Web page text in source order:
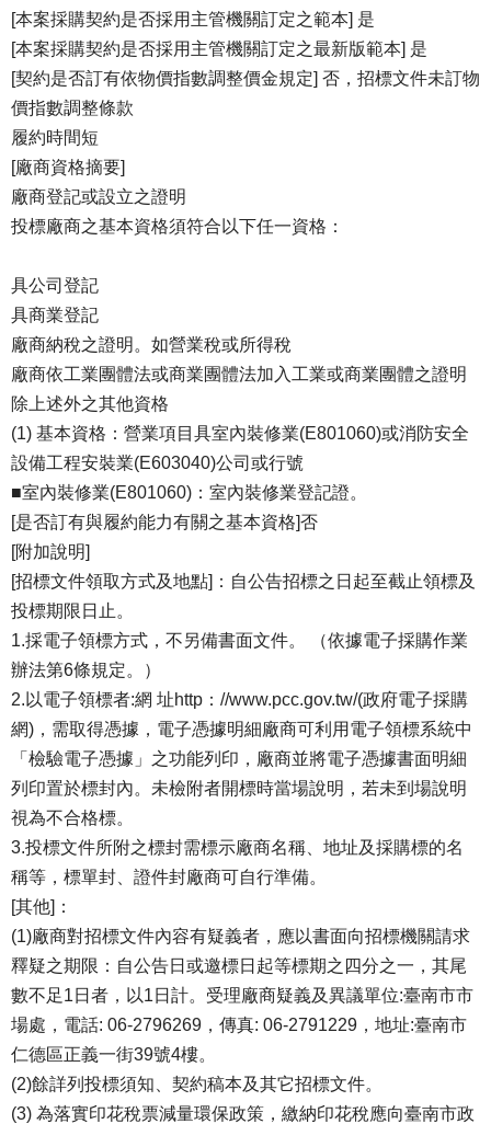
[本案採購契約是否採用主管機關訂定之範本] 是
[本案採購契約是否採用主管機關訂定之最新版範本] 是
[契約是否訂有依物價指數調整價金規定] 否，招標文件未訂物
價指數調整條款
履約時間短
[廠商資格摘要]
廠商登記或設立之證明
投標廠商之基本資格須符合以下任一資格：
具公司登記
具商業登記
廠商納稅之證明。如營業稅或所得稅
廠商依工業團體法或商業團體法加入工業或商業團體之證明
除上述外之其他資格
(1) 基本資格：營業項目具室內裝修業(E801060)或消防安全
設備工程安裝業(E603040)公司或行號
■室內裝修業(E801060)：室內裝修業登記證。
[是否訂有與履約能力有關之基本資格]否
[附加說明]
[招標文件領取方式及地點]：自公告招標之日起至截止領標及
投標期限日止。
1.採電子領標方式，不另備書面文件。 （依據電子採購作業
辦法第6條規定。）
2.以電子領標者:網 址http：//www.pcc.gov.tw/(政府電子採購
網)，需取得憑據，電子憑據明細廠商可利用電子領標系統中
「檢驗電子憑據」之功能列印，廠商並將電子憑據書面明細
列印置於標封內。未檢附者開標時當場說明，若未到場說明
視為不合格標。
3.投標文件所附之標封需標示廠商名稱、地址及採購標的名
稱等，標單封、證件封廠商可自行準備。
[其他]：
(1)廠商對招標文件內容有疑義者，應以書面向招標機關請求
釋疑之期限：自公告日或邀標日起等標期之四分之一，其尾
數不足1日者，以1日計。受理廠商疑義及異議單位:臺南市市
場處，電話: 06-2796269，傳真: 06-2791229，地址:臺南市
仁德區正義一街39號4樓。
(2)餘詳列投標須知、契約稿本及其它招標文件。
(3) 為落實印花稅票減量環保政策，繳納印花稅應向臺南市政